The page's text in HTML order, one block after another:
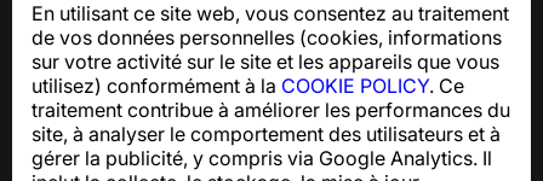
En utilisant ce site web, vous consentez au traitement
de vos données personnelles (cookies, informations
sur votre activité sur le site et les appareils que vous
utilisez) conformément à la COOKIE POLICY. Ce
traitement contribue à améliorer les performances du
site, à analyser le comportement des utilisateurs et à
gérer la publicité, y compris via Google Analytics. Il
Pour toute question concernant la conformité au RGPD :
support@numbuster.com
Centre d’aide
Actualités et articles
À propos du projet